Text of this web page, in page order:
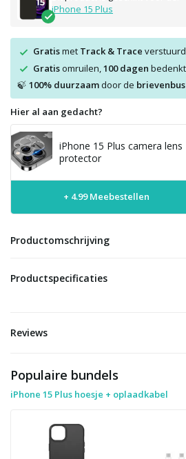
iPhone 15 Plus
Gratismet Track & Trace verstuurd
Gratisomruilen, 100 dagen
🍃 100% duurzaamdoor de brievenbus
Hier al aan gedacht?
iPhone 15 Plus camera lens
protector
+ 4.99 Meebestellen
Productomschrijving
Productspecificaties
Reviews
Populaire bundels
iPhone 15 Plus hoesje + oplaadkabel